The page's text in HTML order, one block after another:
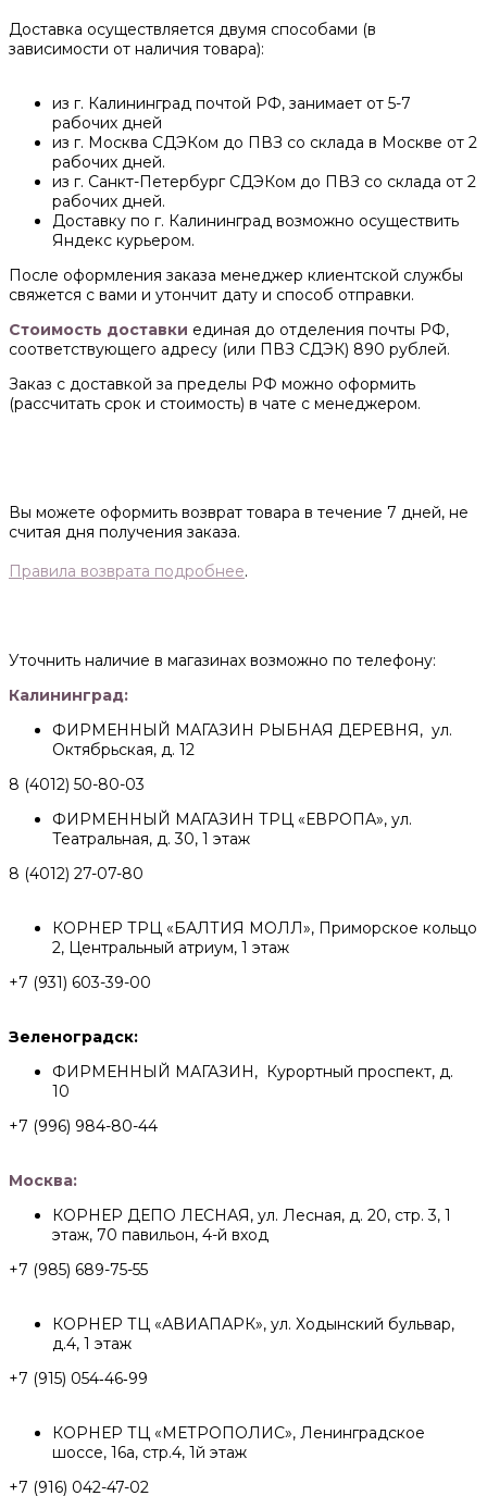
Доставка осуществляется двумя способами (в
зависимости от наличия товара):
из г. Калининград почтой РФ, занимает от 5-7
рабочих дней
из г. Москва СДЭКом до ПВЗ со склада в Москве от 2
рабочих дней.
из г. Санкт-Петербург СДЭКом до ПВЗ со склада от 2
рабочих дней.
Доставку по г. Калининград возможно осуществить
Яндекс курьером.
После оформления заказа менеджер клиентской службы
свяжется с вами и утончит дату и способ отправки.
Стоимость доставки единая до отделения почты РФ,
соответствующего адресу (или ПВЗ СДЭК) 890 рублей.
Заказ с доставкой за пределы РФ можно оформить
(рассчитать срок и стоимость) в чате с менеджером.
Вы можете оформить возврат товара в течение 7 дней, не
считая дня получения заказа.
Правила возврата подробнее.
Уточнить наличие в магазинах возможно по телефону:
Калининград:
ФИРМЕННЫЙ МАГАЗИН РЫБНАЯ ДЕРЕВНЯ, ул.
Октябрьская, д. 12
8 (4012) 50-80-03
ФИРМЕННЫЙ МАГАЗИН ТРЦ «ЕВРОПА», ул.
Театральная, д. 30, 1 этаж
8 (4012) 27-07-80
КОРНЕР ТРЦ «БАЛТИЯ МОЛЛ», Приморское кольцо
2, Центральный атриум, 1 этаж
+7 (931) 603-39-00
Зеленоградск:
ФИРМЕННЫЙ МАГАЗИН, Курортный проспект, д.
10
+7 (996) 984-80-44
Москва:
КОРНЕР ДЕПО ЛЕСНАЯ, ул. Лесная, д. 20, стр. 3, 1
этаж, 70 павильон, 4-й вход
+7 (985) 689-75-55
КОРНЕР ТЦ «АВИАПАРК», ул. Ходынский бульвар,
д.4, 1 этаж
+7 (915) 054‑46‑99
КОРНЕР ТЦ «МЕТРОПОЛИС», Ленинградское
шоссе, 16а, стр.4, 1й этаж
+7 (916) 042-47-02